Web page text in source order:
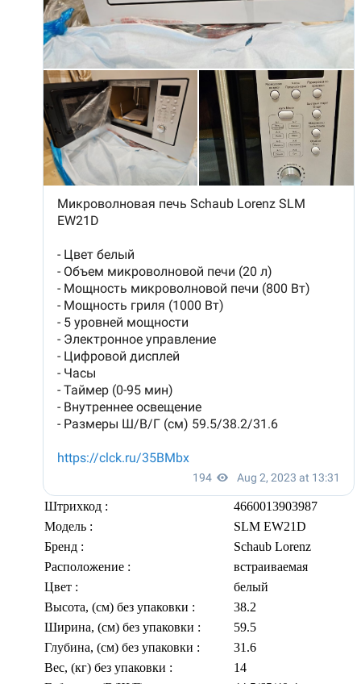
Штрихкод:
4660013903987
Модель:
SLM EW21D
Бренд:
Schaub Lorenz
Расположение:
встраиваемая
Цвет:
белый
Высота, (см) без упаковки :
38.2
Ширина, (см) без упаковки :
59.5
Глубина, (см) без упаковки :
31.6
Вес, (кг) без упаковки :
14